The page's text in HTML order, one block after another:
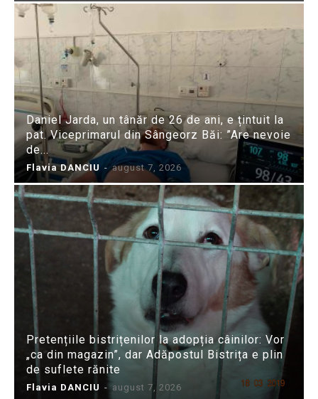
Daniel Jarda, un tânăr de 26 de ani, e țintuit la
pat. Viceprimarul din Sângeorz Băi: ”Are nevoie
de...
Flavia DANCIU - august 7, 2026
Pretențiile bistrițenilor la adopția câinilor: Vor
„ca din magazin”, dar Adăpostul Bistrița e plin
de suflete rănite
Flavia DANCIU - august 7, 2026